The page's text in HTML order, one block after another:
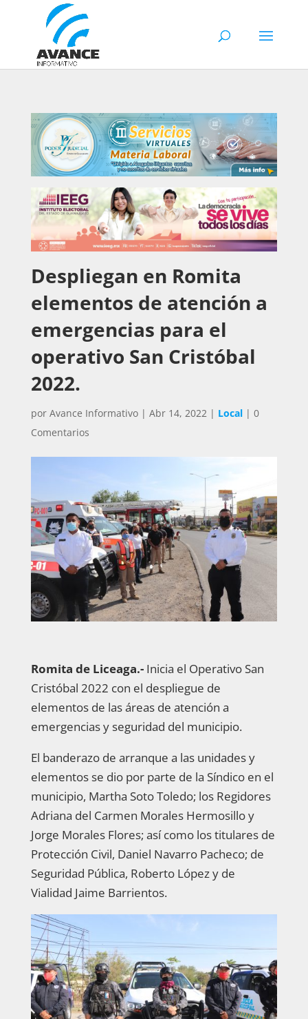
Despliegan en Romita
elementos de atención a
emergencias para el
operativo San Cristóbal
2022.
por Avance Informativo| Abr 14, 2022 | Local| 0
Comentarios
Romita de Liceaga.- Inicia el Operativo San
Cristóbal 2022 con el despliegue de
elementos de las áreas de atención a
emergencias y seguridad del municipio.
El banderazo de arranque a las unidades y
elementos se dio por parte de la Síndico en el
municipio, Martha Soto Toledo; los Regidores
Adriana del Carmen Morales Hermosillo y
Jorge Morales Flores; así como los titulares de
Protección Civil, Daniel Navarro Pacheco; de
Seguridad Pública, Roberto López y de
Vialidad Jaime Barrientos.